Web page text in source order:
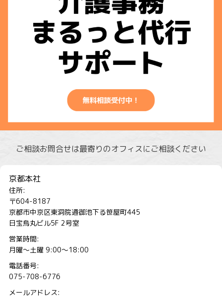
ご相談お問合せは最寄りのオフィスにご相談ください
京都本社
住所:
〒604-8187
京都市中京区東洞院通御池下る笹屋町445
日宝烏丸ビル5F 2号室
営業時間:
月曜～土曜 9:00～18:00
電話番号:
075-708-6776
メールアドレス: